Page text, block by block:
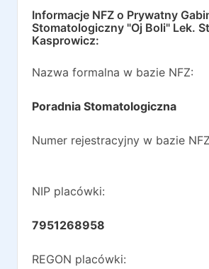
Informacje NFZ o Prywatny
Stomatologiczny "Oj Boli" Lek.
Kasprowicz:
Nazwa formalna w bazie NFZ:
Poradnia Stomatologiczna
Numer rejestracyjny w bazie
NIP placówki:
7951268958
REGON placówki: